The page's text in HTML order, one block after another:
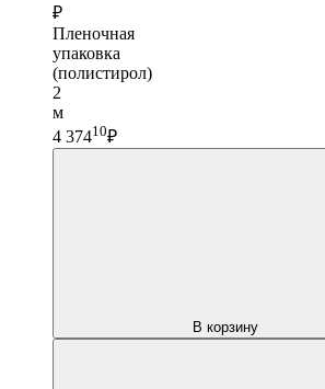
₽
Пленочная
упаковка
(полистирол)
2
м
4 37410₽
В корзину